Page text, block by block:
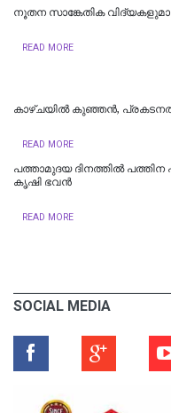
നൂതന സാങ്കേതിക
READ MORE
കാഴ്ചയിൽ കുഞ്ഞൻ,
READ MORE
പത്താമുദയ ദിനത്തിൽ പത്തിന
കൃഷി ഭവൻ
READ MORE
SOCIAL MEDIA